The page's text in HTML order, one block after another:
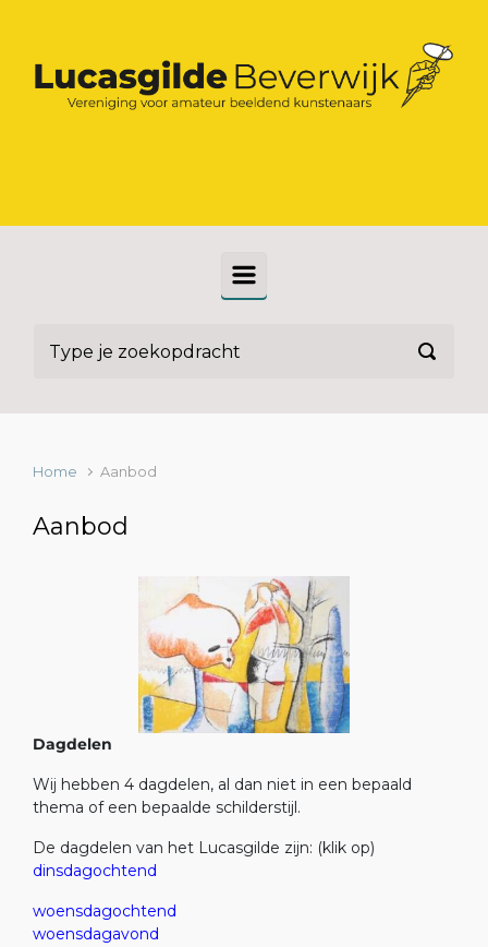
Home Aanbod
Aanbod
Dagdelen
Wij hebben 4 dagdelen, al dan niet in een bepaald
thema of een bepaalde schilderstijl.
De dagdelen van het Lucasgilde zijn: (klik op)
dinsdagochtend
woensdagochtend
woensdagavond